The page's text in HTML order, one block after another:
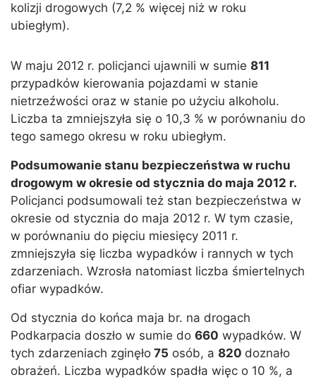
kolizji drogowych (7,2 % więcej niż w roku
ubiegłym).
W maju 2012 r. policjanci ujawnili w sumie 811
przypadków kierowania pojazdami w stanie
nietrzeźwości oraz w stanie po użyciu alkoholu.
Liczba ta zmniejszyła się o 10,3 % w porównaniu do
tego samego okresu w roku ubiegłym.
Podsumowanie stanu bezpieczeństwa w ruchu
drogowym w okresie od stycznia do maja 2012 r.
Policjanci podsumowali też stan bezpieczeństwa w
okresie od stycznia do maja 2012 r. W tym czasie,
w porównaniu do pięciu miesięcy 2011 r.
zmniejszyła się liczba wypadków i rannych w tych
zdarzeniach. Wzrosła natomiast liczba śmiertelnych
ofiar wypadków.
Od stycznia do końca maja br. na drogach
Podkarpacia doszło w sumie do 660 wypadków. W
tych zdarzeniach zginęło 75 osób, a 820 doznało
obrażeń. Liczba wypadków spadła więc o 10 %, a